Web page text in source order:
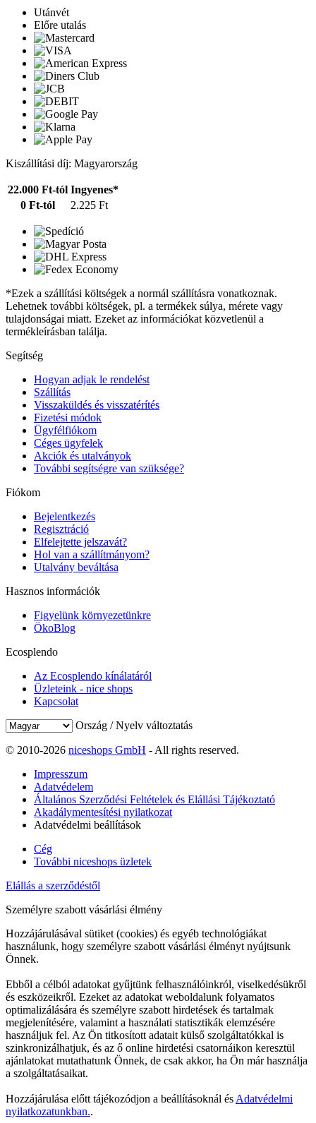
Utánvét
Előre utalás
Kiszállítási díj: Magyarország
22.000 Ft-tól Ingyenes*
0 Ft-tól
2.225 Ft
*Ezek a szállítási költségek a normál szállításra vonatkoznak.
Lehetnek további költségek, pl. a termékek súlya, mérete vagy
tulajdonságai miatt. Ezeket az információkat közvetlenül a
termékleírásban találja.
Segítség
Hogyan adjak le rendelést
Szállítás
Visszaküldés és visszatérítés
Fizetési módok
Ügyfélfiókom
Céges ügyfelek
Akciók és utalványok
További segítségre van szüksége?
Fiókom
Bejelentkezés
Regisztráció
Elfelejtette jelszavát?
Hol van a szállítmányom?
Utalvány beváltása
Hasznos információk
Figyelünk környezetünkre
ÖkoBlog
Ecosplendo
Az Ecosplendo kínálatáról
Üzleteink - nice shops
Kapcsolat
Ország / Nyelv változtatás
© 2010-2026 niceshops GmbH - All rights reserved.
Impresszum
Adatvédelem
Általános Szerződési Feltételek és Elállási Tájékoztató
Akadálymentesítési nyilatkozat
Adatvédelmi beállítások
Cég
További niceshops üzletek
Elállás a szerződéstől
Személyre szabott vásárlási élmény
Hozzájárulásával sütiket (cookies) és egyéb technológiákat
használunk, hogy személyre szabott vásárlási élményt nyújtsunk
Önnek.
Ebből a célból adatokat gyűjtünk felhasználóinkról, viselkedésükről
és eszközeikről. Ezeket az adatokat weboldalunk folyamatos
optimalizálására és személyre szabott hirdetések és tartalmak
megjelenítésére, valamint a használati statisztikák elemzésére
használjuk fel. Az Ön titkosított adatait külső szolgáltatókkal is
szinkronizálhatjuk, és az ő online hirdetési csatornáikon keresztül
ajánlatokat mutathatunk Önnek, de csak akkor, ha Ön már használja
a szolgáltatásaikat.
Hozzájárulása előtt tájékozódjon a beállításoknál és Adatvédelmi
nyilatkozatunkban..